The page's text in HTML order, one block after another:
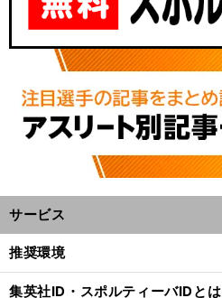
サービス
推奨環境
集英社ID・スポルティーバIDとは